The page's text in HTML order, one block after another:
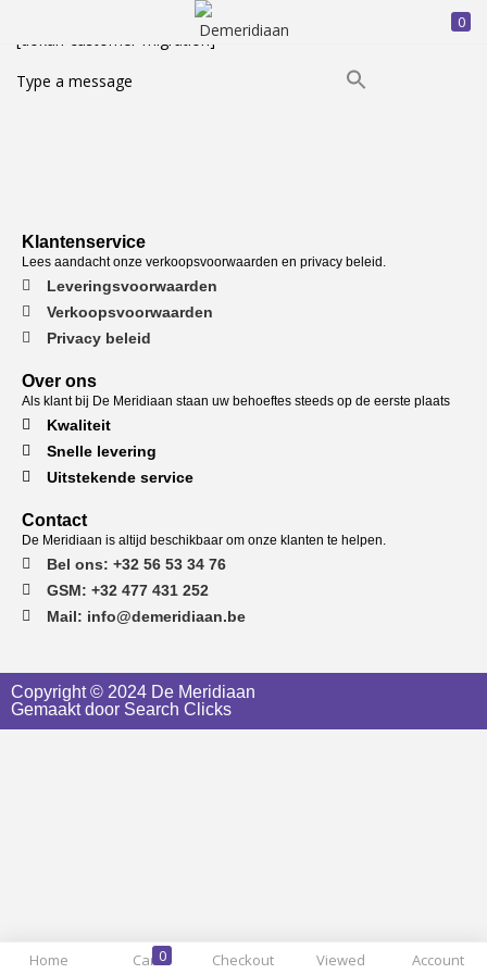
0
INLOGGEN
Onthoud mij
Home 0
Cart Checkout Viewed Account
[dokan-customer-migration]
Type a message
Klantenservice
Lees aandacht onze verkoopsvoorwaarden en privacy beleid.
Leveringsvoorwaarden
Verkoopsvoorwaarden
Privacy beleid
Over ons
Als klant bij De Meridiaan staan uw behoeftes steeds op de eerste plaats
Kwaliteit
Snelle levering
Uitstekende service
Contact
De Meridiaan is altijd beschikbaar om onze klanten te helpen.
Bel ons: +32 56 53 34 76
GSM: +32 477 431 252
Mail: info@demeridiaan.be
Copyright © 2024 De Meridiaan
Gemaakt door Search Clicks